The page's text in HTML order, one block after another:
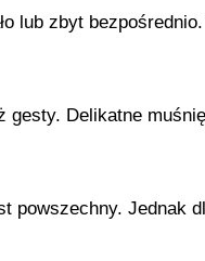
lub zbyt
gesty. Delikatne
powszechny. Jednak